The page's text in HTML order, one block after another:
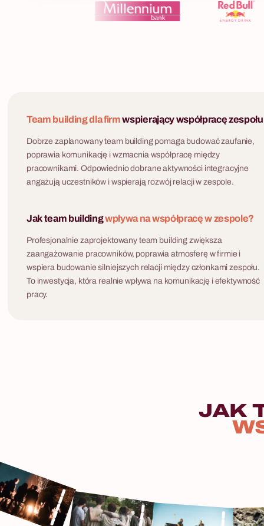
Team building dla firmwspierający współpracę zespołu
Dobrze zaplanowany team building pomaga budować zaufanie,
poprawia komunikację i wzmacnia współpracę między
pracownikami. Odpowiednio dobrane aktywności integracyjne
angażują uczestników i wspierają rozwój relacji w zespole.
Jak team buildingwpływa na współpracę w zespole?
Profesjonalnie zaprojektowany team building zwiększa
zaangażowanie pracowników, poprawia atmosferę w firmie i
wspiera budowanie silniejszych relacji między członkami zespołu.
To inwestycja, która realnie wpływa na komunikację i efektywność
pracy.
JAK